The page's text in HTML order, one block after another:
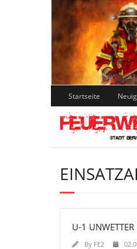
Skip
to
content
Startseite
U-1 UNWETTER
By FE2